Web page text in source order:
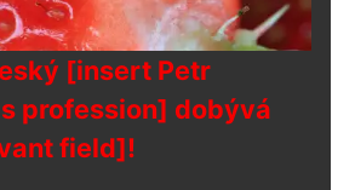
[insert Petr
profession] dobývá
field]!